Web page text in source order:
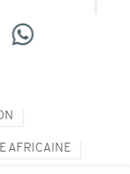
AFRICAINE